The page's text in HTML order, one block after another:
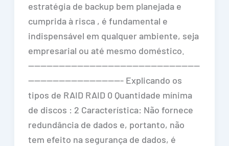
estratégia de backup bem planejada e
cumprida à risca , é fundamental e
indispensável em qualquer ambiente, seja
empresarial ou até mesmo doméstico.
————————————————————————————
———————————————- Explicando os
tipos de RAID RAID 0 Quantidade mínima
de discos : 2 Característica: Não fornece
redundância de dados e, portanto, não
tem efeito na segurança de dados, é